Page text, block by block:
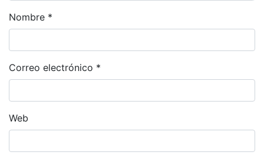
Nombre *
Correo electrónico *
Web